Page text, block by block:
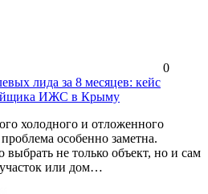
0
лида за 8 месяцев: кейс
ИЖС в Крыму
холодного и отложенного
особенно заметна.
не только объект, но и сам
или дом…